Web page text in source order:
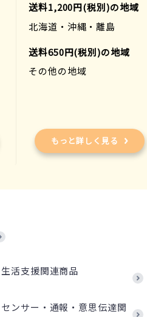
送料1,200円(税別)の地域
北海道・沖縄・離島
送料650円(税別)の地域
その他の地域
もっと詳しく見る
生活支援関連商品
センサー・通報・意思伝達関